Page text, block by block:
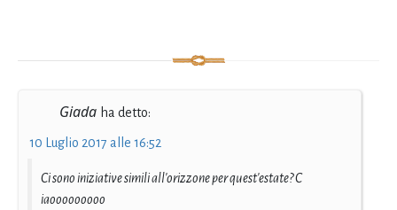
Giada ha detto:
10 Luglio 2017 alle 16:52
Ci sono iniziative simili all'orizzone per quest'estate? C
iaooooooooo